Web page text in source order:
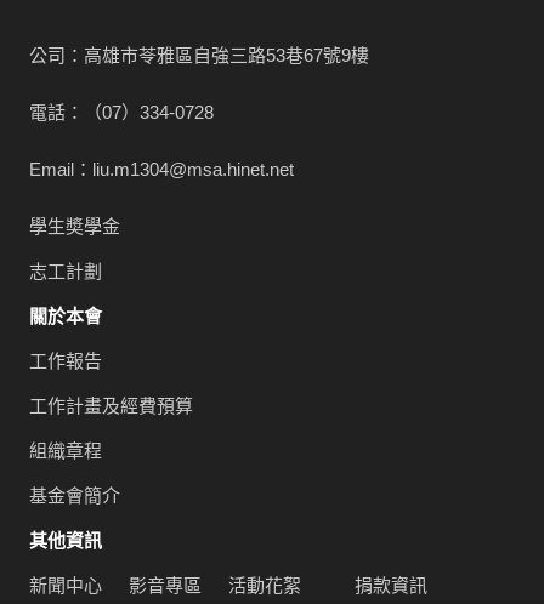
公司：高雄市苓雅區自強三路53巷67號9樓
電話：（07）334-0728
Email：liu.m1304@msa.hinet.net
學生奬學金
志工計劃
關於本會
工作報告
工作計畫及經費預算
組織章程
基金會簡介
其他資訊
新聞中心 影音專區 活動花絮 捐款資訊